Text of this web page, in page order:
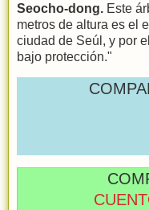
Seocho-dong. Este
metros de altura es el
ciudad de Seúl, y por
bajo protección."